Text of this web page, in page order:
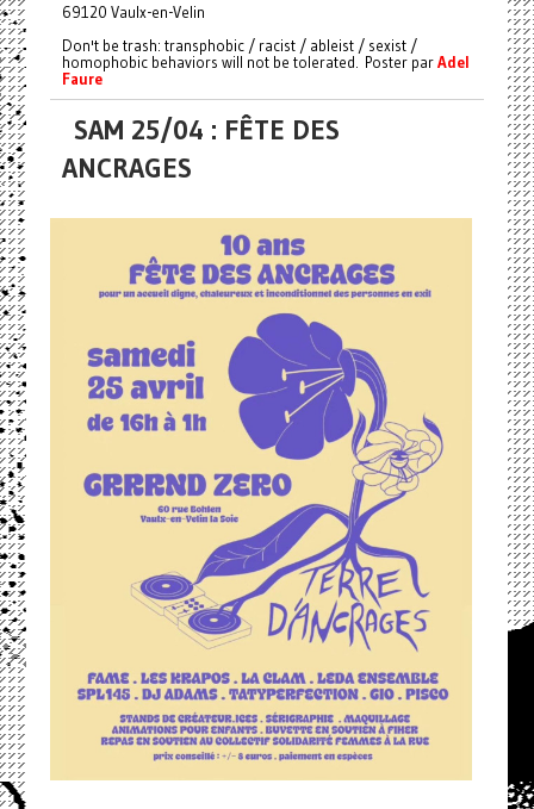
69120 Vaulx-en-Velin
Don't be trash: transphobic / racist / ableist / sexist /
homophobic behaviors will not be tolerated. Poster parAdel
Faure
SAM 25/04 : FÊTE DES
ANCRAGES